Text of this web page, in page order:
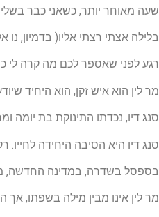
שעה מאוחר יותר, כשאני כבר
בלילה אצתי רצתי אליו( בדמיון, נו
רגע לפני שאספר לכם מה קרה לי
מר לין הוא איש זקן, הוא היחיד
סנג דיו, נכדתו התינוקת בת יומה
סנג דיו היא הסיבה היחידה לחייו.
בספסל בשדרה, במדינה החדשה,
מר לין אינו מבין מילה בשפתו, אך